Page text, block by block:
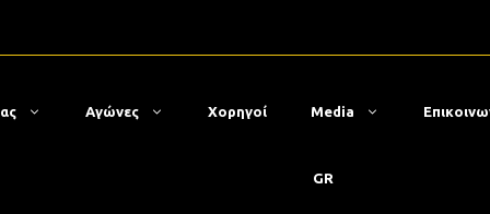
Αγώνες Χορηγοί Media
GR